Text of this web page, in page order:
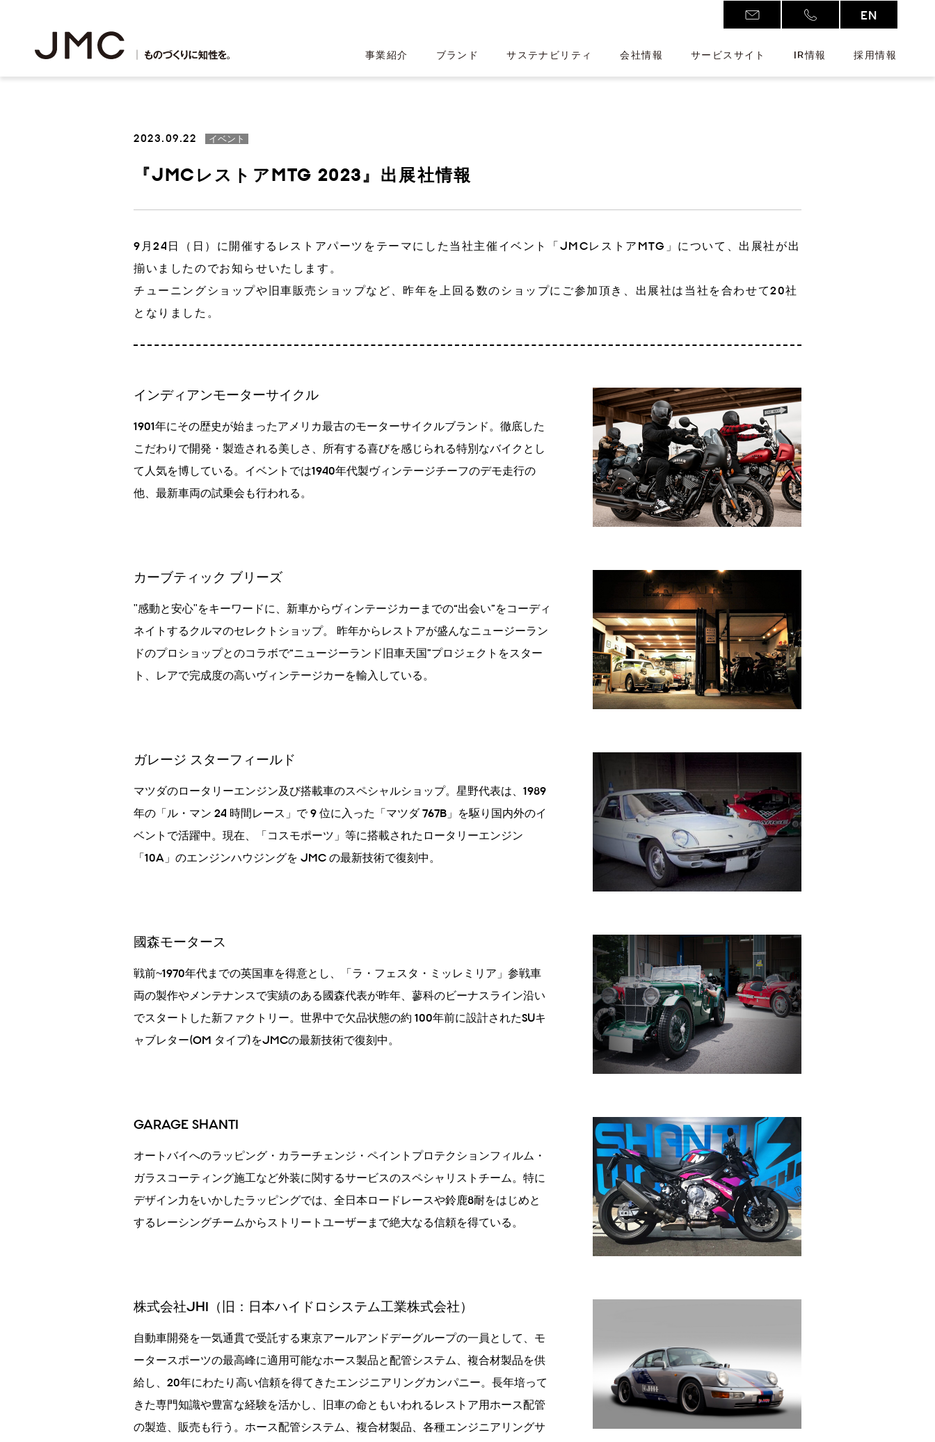
EN
事業紹介 ブランド サステナビリティ 会社情報 サービスサイト IR情報 採用情報
3Dプリンター事業 鋳造事業 CT事業 新注力分野
JMCプロミス ロゴ・フォント・カラー設計 ワークウェア
JMCサステナビリティアクション 役員紹介 沿革 アクセス
株主・投資家の皆様へ 財務・業績ハイライト IRライブラリー 株式情報
新卒採用・中途採用 アルバイト
2023.09.22 イベント
『JMCレストアMTG 2023』出展社情報
9月24日（日）に開催するレストアパーツをテーマにした当社主催イベント「JMCレストアMTG」について、出展社が出
揃いましたのでお知らせいたします。
チューニングショップや旧車販売ショップなど、昨年を上回る数のショップにご参加頂き、出展社は当社を合わせて20社
となりました。
インディアンモーターサイクル
1901年にその歴史が始まったアメリカ最古のモーターサイクルブランド。徹底した
こだわりで開発・製造される美しさ、所有する喜びを感じられる特別なバイクとし
て人気を博している。イベントでは1940年代製ヴィンテージチーフのデモ走行の
他、最新車両の試乗会も行われる。
カーブティック ブリーズ
"感動と安心"をキーワードに、新車からヴィンテージカーまでの“出会い”をコーディ
ネイトするクルマのセレクトショップ。 昨年からレストアが盛んなニュージーラン
ドのプロショップとのコラボで“ニュージーランド旧車天国”プロジェクトをスター
ト、レアで完成度の高いヴィンテージカーを輸入している。
ガレージ スターフィールド
マツダのロータリーエンジン及び搭載車のスペシャルショップ。星野代表は、1989
年の「ル・マン 24 時間レース」で 9 位に入った「マツダ 767B」を駆り国内外のイ
ベントで活躍中。現在、「コスモポーツ」等に搭載されたロータリーエンジン
「10A」のエンジンハウジングを JMC の最新技術で復刻中。
國森モータース
戦前~1970年代までの英国車を得意とし、「ラ・フェスタ・ミッレミリア」参戦車
両の製作やメンテナンスで実績のある國森代表が昨年、蓼科のビーナスライン沿い
でスタートした新ファクトリー。世界中で欠品状態の約 100年前に設計されたSUキ
ャブレター(OM タイプ)をJMCの最新技術で復刻中。
GARAGE SHANTI
オートバイへのラッピング・カラーチェンジ・ペイントプロテクションフィルム・
ガラスコーティング施工など外装に関するサービスのスペシャリストチーム。特に
デザイン力をいかしたラッピングでは、全日本ロードレースや鈴鹿8耐をはじめと
するレーシングチームからストリートユーザーまで絶大なる信頼を得ている。
株式会社JHI（旧：日本ハイドロシステム工業株式会社）
自動車開発を一気通貫で受託する東京アールアンドデーグループの一員として、モ
ータースポーツの最高峰に適用可能なホース製品と配管システム、複合材製品を供
給し、20年にわたり高い信頼を得てきたエンジニアリングカンパニー。長年培って
きた専門知識や豊富な経験を活かし、旧車の命ともいわれるレストア用ホース配管
の製造、販売も行う。ホース配管システム、複合材製品、各種エンジニアリングサ